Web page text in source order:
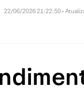
22/06/2026 21:22:50 •